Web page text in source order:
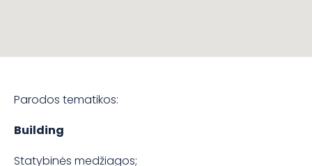
Parodos tematikos:
Building
Statybinės medžiagos;